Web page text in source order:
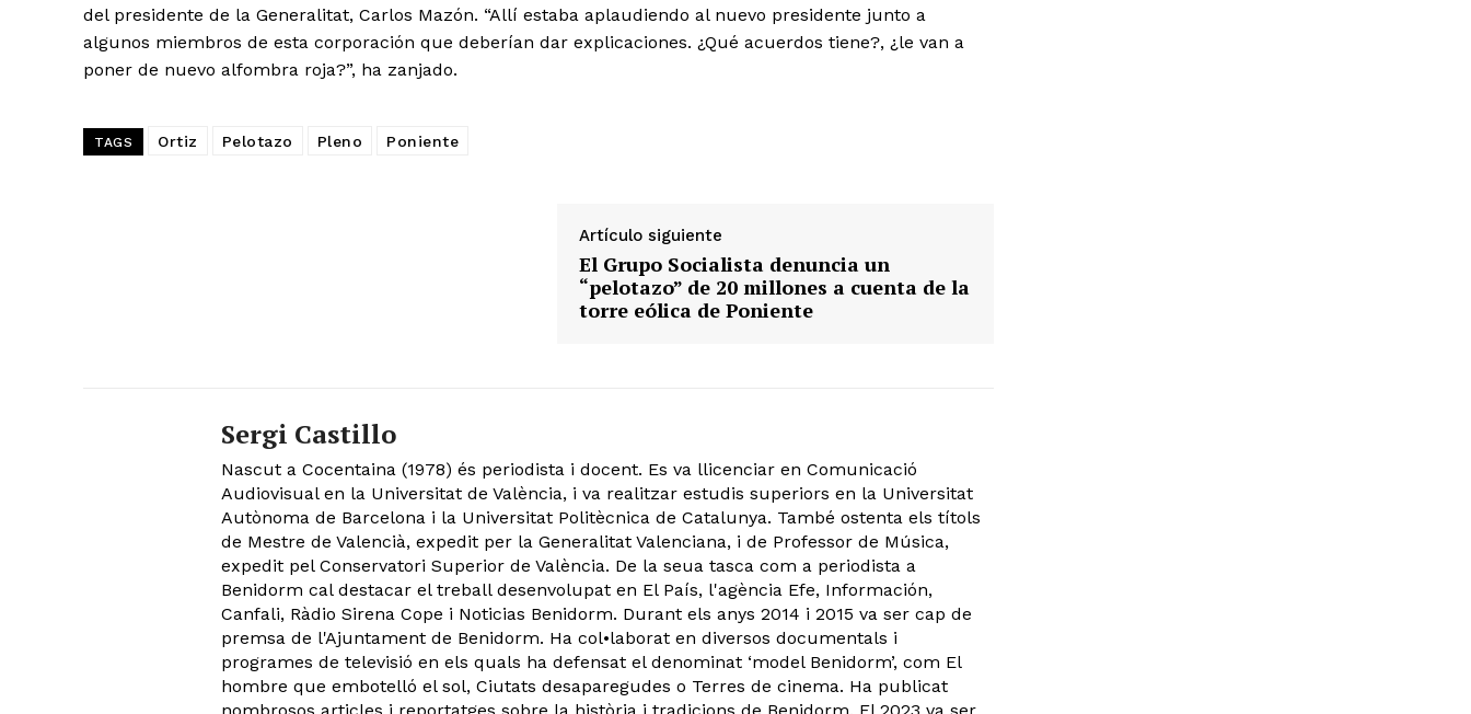
del presidente de la Generalitat, Carlos Mazón. “Allí estaba aplaudiendo al nuevo presidente junto a
algunos miembros de esta corporación que deberían dar explicaciones. ¿Qué acuerdos tiene?, ¿le van a
poner de nuevo alfombra roja?”, ha zanjado.
TAGS Ortiz Pelotazo Pleno Poniente
Artículo siguiente
El Grupo Socialista denuncia un
“pelotazo” de 20 millones a cuenta de la
torre eólica de Poniente
Sergi Castillo
Nascut a Cocentaina (1978) és periodista i docent. Es va llicenciar en Comunicació
Audiovisual en la Universitat de València, i va realitzar estudis superiors en la Universitat
Autònoma de Barcelona i la Universitat Politècnica de Catalunya. També ostenta els títols
de Mestre de Valencià, expedit per la Generalitat Valenciana, i de Professor de Música,
expedit pel Conservatori Superior de València. De la seua tasca com a periodista a
Benidorm cal destacar el treball desenvolupat en El País, l'agència Efe, Información,
Canfali, Ràdio Sirena Cope i Noticias Benidorm. Durant els anys 2014 i 2015 va ser cap de
premsa de l'Ajuntament de Benidorm. Ha col•laborat en diversos documentals i
programes de televisió en els quals ha defensat el denominat ‘model Benidorm’, com El
hombre que embotelló el sol, Ciutats desaparegudes o Terres de cinema. Ha publicat